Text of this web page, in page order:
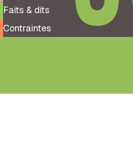
Faits & dits
Contraintes